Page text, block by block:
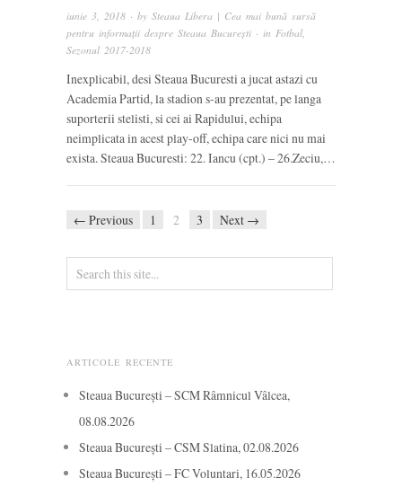
iunie 3, 2018 · by Steaua Libera | Cea mai bună sursă
pentru informații despre Steaua București · in Fotbal,
Sezonul 2017-2018
Inexplicabil, desi Steaua Bucuresti a jucat astazi cu
Academia Partid, la stadion s-au prezentat, pe langa
suporterii stelisti, si cei ai Rapidului, echipa
neimplicata in acest play-off, echipa care nici nu mai
exista. Steaua Bucuresti: 22. Iancu (cpt.) – 26.Zeciu,…
← Previous 1 2 3 Next →
ARTICOLE RECENTE
Steaua București – SCM Râmnicul Vâlcea,
08.08.2026
Steaua București – CSM Slatina, 02.08.2026
Steaua București – FC Voluntari, 16.05.2026